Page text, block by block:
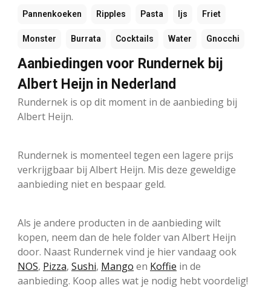
Pannenkoeken Ripples Pasta Ijs Friet
Monster Burrata Cocktails Water Gnocchi
Aanbiedingen voor Rundernek bij
Albert Heijn in Nederland
Rundernek is op dit moment in de aanbieding bij
Albert Heijn.
Rundernek is momenteel tegen een lagere prijs
verkrijgbaar bij Albert Heijn. Mis deze geweldige
aanbieding niet en bespaar geld.
Als je andere producten in de aanbieding wilt
kopen, neem dan de hele folder van Albert Heijn
door. Naast Rundernek vind je hier vandaag ook
NOS, Pizza, Sushi, Mango en Koffie in de
aanbieding. Koop alles wat je nodig hebt voordelig!